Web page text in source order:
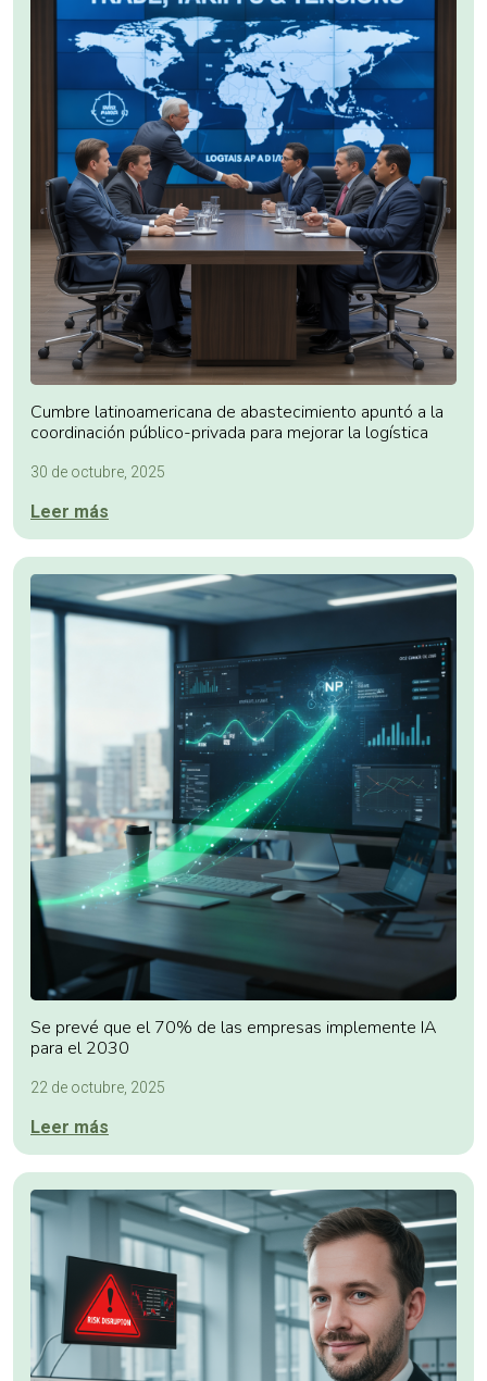
Cumbre latinoamericana de abastecimiento apuntó a la
coordinación público-privada para mejorar la logística
30 de octubre, 2025
Leer más
Se prevé que el 70% de las empresas implemente IA
para el 2030
22 de octubre, 2025
Leer más